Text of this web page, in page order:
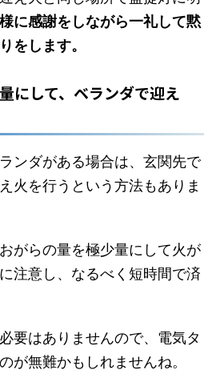
に感謝をしながら一礼して黙
をします。
にして、ベランダで迎え
ンダがある場合は、玄関先で
火を行うという方法もありま
がらの量を極少量にして火が
注意し、なるべく短時間で済
要はありませんので、電気タ
が無難かもしれませんね。